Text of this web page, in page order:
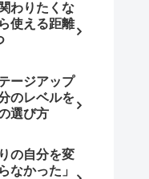
わりたくな
使える距離
ージアップ
のレベルを
選び方
の自分を変
なかった」